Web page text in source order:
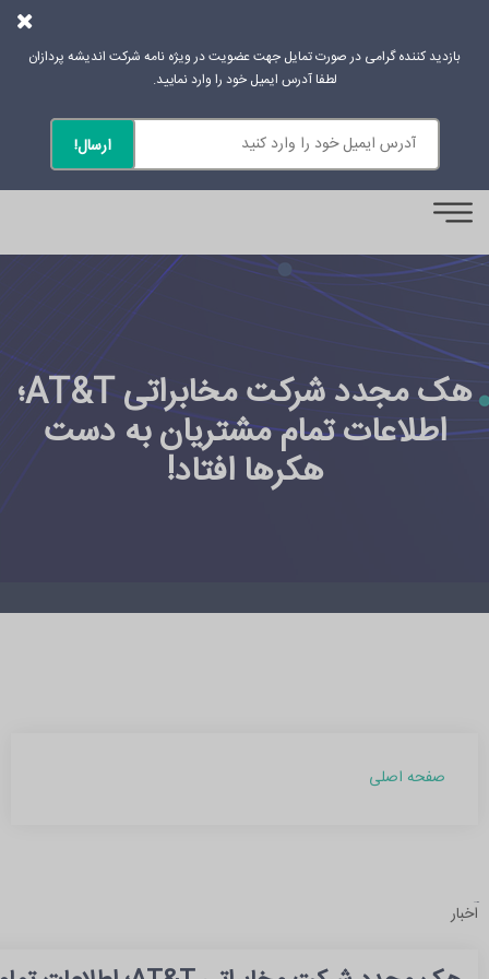
هک مجدد شرکت مخابراتی AT&T؛
اطلاعات تمام مشتریان به دست
هکرها افتاد!
صفحه اصلی
آرشیو مطالب
بهمن 1403 (1)
اخبار
بازدید کننده گرامی در صورت تمایل جهت عضویت در ویژه نامه شرکت اندیشه پردازان
لطفا آدرس ایمیل خود را وارد نمایید.